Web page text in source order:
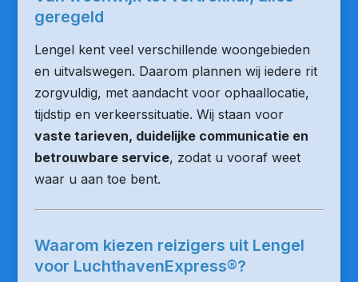
geregeld
Lengel kent veel verschillende woongebieden
en uitvalswegen. Daarom plannen wij iedere rit
zorgvuldig, met aandacht voor ophaallocatie,
tijdstip en verkeerssituatie. Wij staan voor
vaste tarieven, duidelijke communicatie en
betrouwbare service, zodat u vooraf weet
waar u aan toe bent.
Waarom kiezen reizigers uit Lengel
voor LuchthavenExpress®?